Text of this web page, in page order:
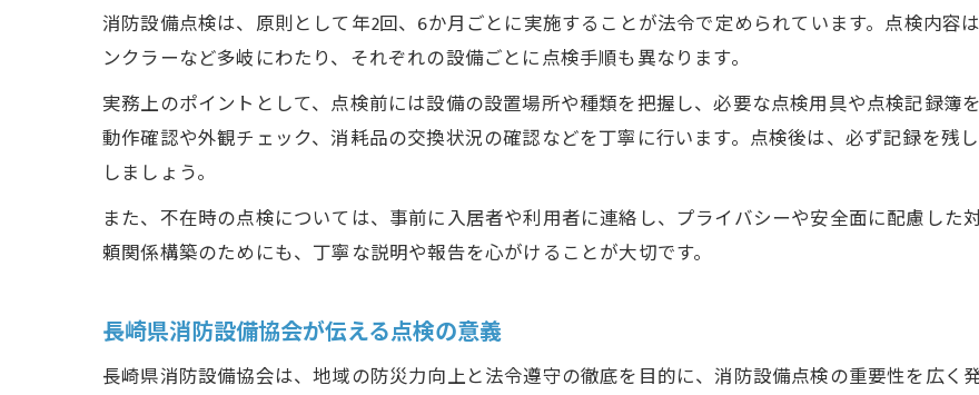
長崎県消防協会が推奨する選定ポイント
消防設備点検で信頼できる業者の特徴
不在時の点検時ルールと注意点を整理
不在時の消防設備点検はどうなるのか
消防設備点検の際のプライバシー配慮策
不在時における点検時の連絡方法を解説
消防設備点検は、原則として年2回、6か月ごとに実施することが法令で定められています。点検内容
ンクラーなど多岐にわたり、それぞれの設備ごとに点検手順も異なります。
実務上のポイントとして、点検前には設備の設置場所や種類を把握し、必要な点検用具や点検記録簿
動作確認や外観チェック、消耗品の交換状況の確認などを丁寧に行います。点検後は、必ず記録を残
しましょう。
また、不在時の点検については、事前に入居者や利用者に連絡し、プライバシーや安全面に配慮した
頼関係構築のためにも、丁寧な説明や報告を心がけることが大切です。
長崎県消防設備協会が伝える点検の意義
長崎県消防設備協会は、地域の防災力向上と法令遵守の徹底を目的に、消防設備点検の重要性を広く